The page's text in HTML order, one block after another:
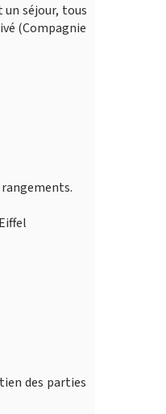
un séjour, tous
(Compagnie
rangements.
des parties